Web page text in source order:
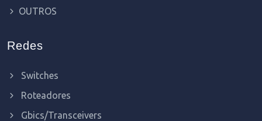
OUTROS
Redes
Switches
Roteadores
Gbics/Transceivers